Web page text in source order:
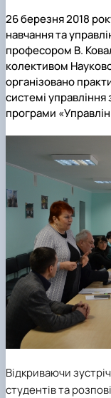
26 березня 2018
навчання та
професором В.
колективом
організовано
системі управління
програми
Відкриваючи зустріч
студентів та